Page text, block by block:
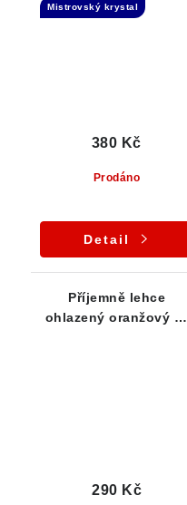
Mistrovský krystal
Prodáno
380 Kč
Detail
Příjemně lehce
ohlazený oranžový až
290 Kč